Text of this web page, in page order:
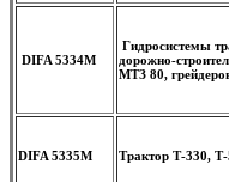
DIFA 5334M
Гидросистемы
дорожно-
МТЗ 80,
DIFA 5335M Трактор Т-330,